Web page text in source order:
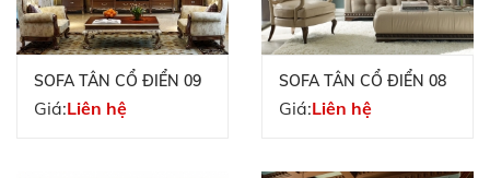
SOFA TÂN CỔ ĐIỂN 09
Giá:Liên hệ
SOFA TÂN CỔ ĐIỂN 08
Giá:Liên hệ